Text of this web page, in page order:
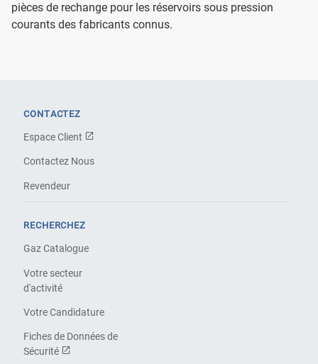
pièces de rechange pour les réservoirs sous pression
courants des fabricants connus.
CONTACTEZ
Espace Client
Contactez Nous
Revendeur
RECHERCHEZ
Gaz Catalogue
Votre secteur
d'activité
Votre Candidature
Fiches de Données de
Sécurité